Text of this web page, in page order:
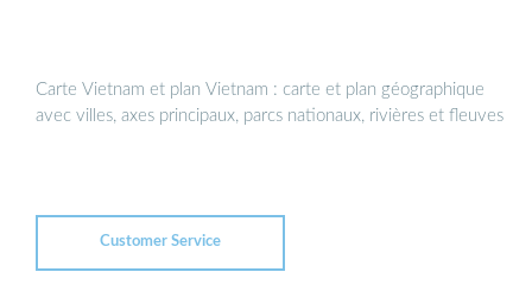
Carte Vietnam et plan Vietnam : carte et plan géographique
avec villes, axes principaux, parcs nationaux, rivières et fleuves
Customer Service